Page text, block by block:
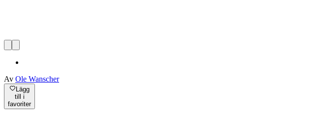
Av Ole Wanscher
Lägg
till i
favoriter